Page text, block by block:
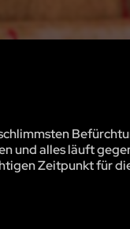
und alles läuft
Zeitpunkt für